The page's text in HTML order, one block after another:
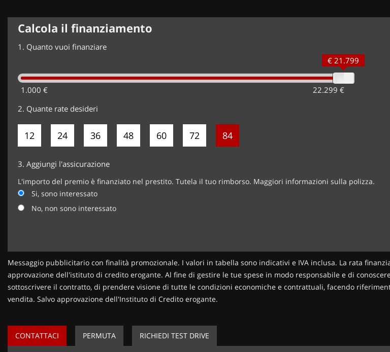
Calcola il finanziamento
1. Quanto vuoi finanziare
1.000 € 22.299 €
€ 21.799
2. Quante rate desideri
12 24 36 48 60 72 84
3. Aggiungi l'assicurazione
L'importo del premio è finanziato nel prestito. Tutela il tuo rimborso. Maggiori informazioni sulla polizza.
Si, sono interessato
No, non sono interessato
Messaggio pubblicitario con finalità promozionale. I valori in tabella sono indicativi e IVA inclusa. La rata
approvazione dell'istituto di credito erogante. Al fine di gestire le tue spese in modo responsabile e di
sottoscrivere il contratto, di prendere visione di tutte le condizioni economiche e contrattuali, facendo
vendita. Salvo approvazione dell'Instituto di Credito erogante.
CONTATTACI PERMUTA RICHIEDI TEST DRIVE